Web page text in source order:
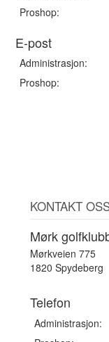
Proshop:
E-post
Administrasjon:
Proshop:
KONTAKT
Mørk
Mørkveien 775
1820 Spydeberg
Telefon
Administrasjon: